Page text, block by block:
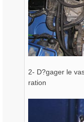
2- D?gager le
ration